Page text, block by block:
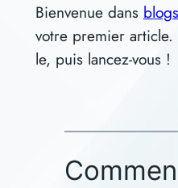
Bienvenue dans
votre premier article.
le, puis lancez-vous !